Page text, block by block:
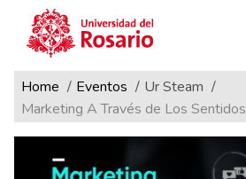
Pasar al contenido principal
Ruta de navegación
Home Eventos
Ur Steam
Marketing A Través de Los Sentidos